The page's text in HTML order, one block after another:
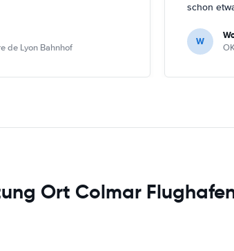
de Lyon Bahnhof
schon
Mobility
W
Ort Colmar